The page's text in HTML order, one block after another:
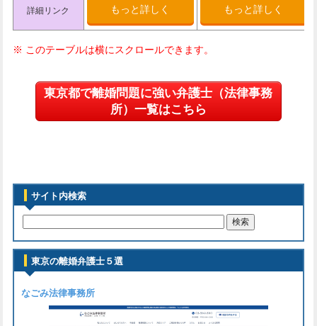
詳細リンク もっと詳しく もっと詳しく
東京都で離婚問題に強い弁護士（法律事務
所）一覧はこちら
サイト内検索
東京の離婚弁護士５選
なごみ法律事務所